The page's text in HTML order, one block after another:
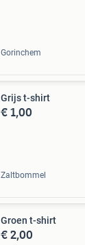
Gorinchem
Grijs t-shirt
€ 1,00
Zaltbommel
Groen t-shirt
€ 2,00